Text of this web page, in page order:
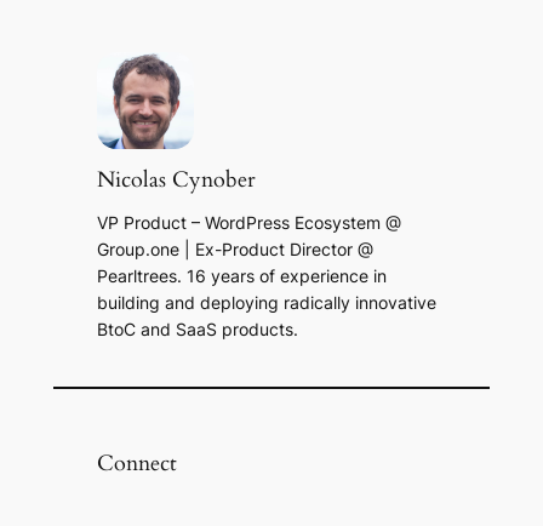
Nicolas Cynober
VP Product – WordPress Ecosystem @
Group.one | Ex-Product Director @
Pearltrees. 16 years of experience in
building and deploying radically innovative
BtoC and SaaS products.
Connect